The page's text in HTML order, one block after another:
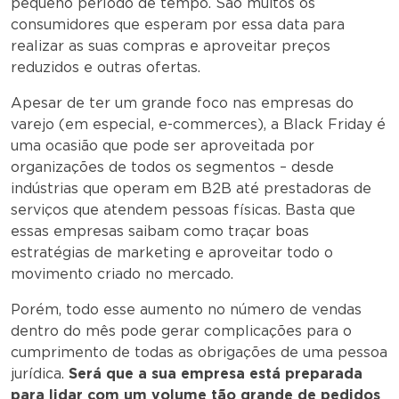
consumidores que esperam por essa data para
realizar as suas compras e aproveitar preços
reduzidos e outras ofertas.
Apesar de ter um grande foco nas empresas do
varejo (em especial, e-commerces), a Black Friday é
uma ocasião que pode ser aproveitada por
organizações de todos os segmentos – desde
indústrias que operam em B2B até prestadoras de
serviços que atendem pessoas físicas. Basta que
essas empresas saibam como traçar boas
estratégias de marketing e aproveitar todo o
movimento criado no mercado.
Porém, todo esse aumento no número de vendas
dentro do mês pode gerar complicações para o
cumprimento de todas as obrigações de uma pessoa
jurídica. Será que a sua empresa está preparada
para lidar com um volume tão grande de pedidos